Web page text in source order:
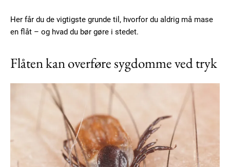
Her får du de vigtigste grunde til, hvorfor du aldrig må mase
en flåt – og hvad du bør gøre i stedet.
Flåten kan overføre sygdomme ved tryk